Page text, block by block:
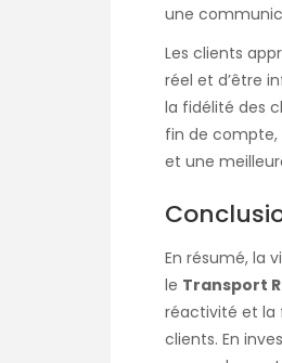
une
Les clients
réel et d’être
la fidélité des
fin de
et une
En résumé, la
le Transport
réactivité et la
clients. En